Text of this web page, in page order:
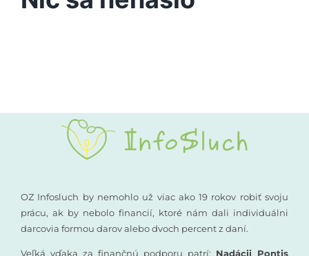
Vyšetrenia sluchu
Rané poradenstvo
Vzdelávanie
OZ Infosluch by nemohlo už viac ako 19 rokov robiť svoju
prácu, ak by nebolo financií, ktoré nám dali individuálni
darcovia formou darov alebo dvoch percent z daní.
Veľká vďaka za finančnú podporu patrí: Nadácii Pontis